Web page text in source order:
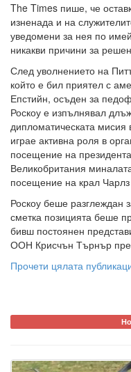
The Times пише, че
изненада и на
уведомени за нея по
никакви причини за
След уволнението на
който е бил приятел с
Епстийн, осъден за
Роскоу е изпълнявал
дипломатическата
играе активна роля в
посещение на
Великобритания
посещение на крал
Роскоу беше разглеждан
сметка позицията беше
бивш постоянен
ООН Крисчън Търнър
Прочети цялата